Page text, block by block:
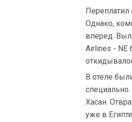
Переплатил
Однако,
вперед.
Airlines - NE
В отеле
Хасан.
уже в